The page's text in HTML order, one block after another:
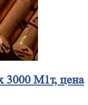
М1т, цена